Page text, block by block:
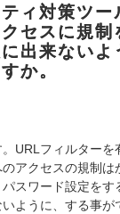
ティ対策ツ
セスに規制
出来ないよ
か。
URLフィルターを
アクセスの規制
スワード設定をす
ように、する事が